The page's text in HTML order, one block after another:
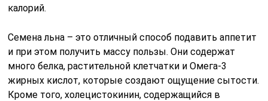
калорий.
Семена льна – это отличный способ подавить аппетит
и при этом получить массу пользы. Они содержат
много белка, растительной клетчатки и Омега-3
жирных кислот, которые создают ощущение сытости.
Кроме того, холецистокинин, содержащийся в